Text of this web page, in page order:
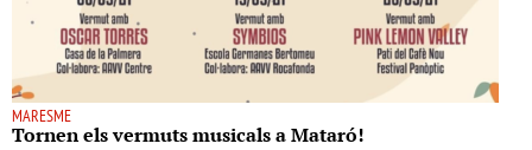
MARESME
Tornen els vermuts musicals a Mataró!